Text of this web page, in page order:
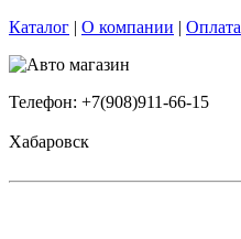
Каталог | О компании | Оплата
Телефон: +7(908)911-66-15
Хабаровск